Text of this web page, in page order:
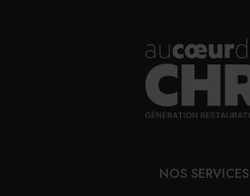
NOS SERVICES